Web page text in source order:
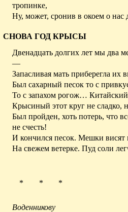
тропинке,
Ну, может, сронив в окоем о нас
СНОВА ГОД КРЫСЫ
Двенадцать долгих лет мы два
—
Запасливая мать приберегла их
Был сахарный песок то с
То с запахом рогож… Китайский
Крысиный этот круг не сладко,
Был пройден, хоть потерь, что
не счесть!
И кончился песок. Мешки висят
На свежем ветерке. Пуд соли
* * *
Воденникову